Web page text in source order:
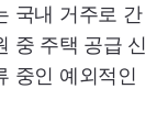
국내 거주로 간
중 주택 공급 신
중인 예외적인